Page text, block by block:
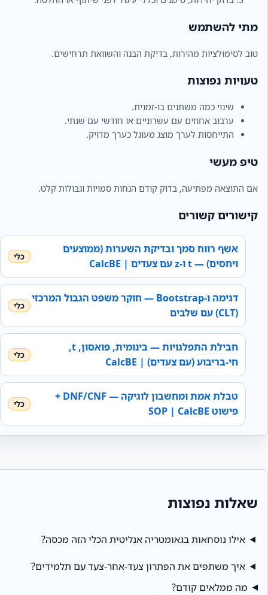
מתי להשתמש
טוב לסימולציות מהירות, בדיקת הבנה והשוואת תרחישים.
טעויות נפוצות
שינוי כמה משתנים בו-זמנית.
ערבוב אחוזים עם עשרוניים או חודשי עם שנתי.
התייחסות לערך מוצג מעוגל כערך מדויק.
טיפ מעשי
אם התוצאה מפתיעה, בדוק קודם הנחות סמויות וגבולות קלט.
קישורים קשורים
אשף רווח סמך ובדיקת השערות (ממוצעים
ויחסים) — t ו‑z עם צעדים | CalcBE
דגימה ו‑Bootstrap — חוקר משפט הגבול המרכזי
חבילת התפלגויות — בינומית, פואסון, t,
חי‑בריבוע (עם צעדים) | CalcBE
טבלת אמת ומחשבון לוגיקה — DNF/CNF +
פישוט SOP | CalcBE
שאלות נפוצות
אילו נוסחאות בגאומטריה אנליטית הכלי הזה מכסה?
איך משתפים את הפתרון צעד‑אחר‑צעד עם תלמידים?
מה ממלאים קודם?